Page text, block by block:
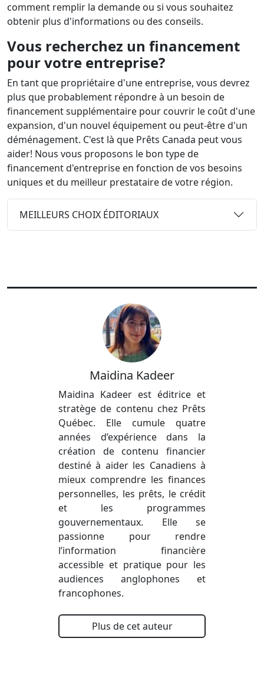
comment remplir la demande ou si vous souhaitez
obtenir plus d'informations ou des conseils.
Vous recherchez un financement
pour votre entreprise?
En tant que propriétaire d'une entreprise, vous devrez
plus que probablement répondre à un besoin de
financement supplémentaire pour couvrir le coût d'une
expansion, d'un nouvel équipement ou peut-être d'un
déménagement. C'est là que Prêts Canada peut vous
aider! Nous vous proposons le bon type de
financement d'entreprise en fonction de vos besoins
uniques et du meilleur prestataire de votre région.
MEILLEURS CHOIX ÉDITORIAUX
Maidina Kadeer
Maidina Kadeer est éditrice et
stratège de contenu chez Prêts
Québec. Elle cumule quatre
années d’expérience dans la
création de contenu financier
destiné à aider les Canadiens à
mieux comprendre les finances
personnelles, les prêts, le crédit
et les programmes
gouvernementaux. Elle se
passionne pour rendre
l’information financière
accessible et pratique pour les
audiences anglophones et
francophones.
Plus de cet auteur